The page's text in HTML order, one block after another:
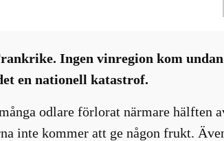
Ingen vinregion kom
en nationell katastrof.
odlare förlorat närmare hälften
inte kommer att ge någon frukt.